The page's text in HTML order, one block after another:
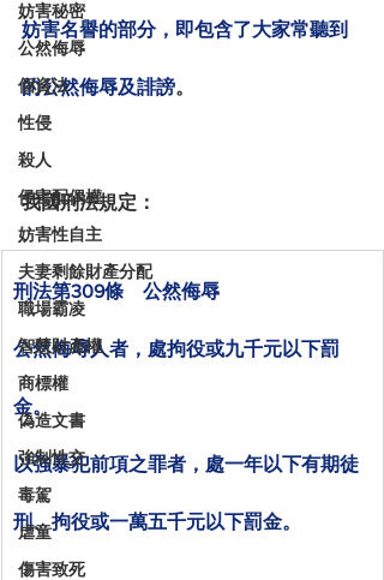
妨害秘密
公然侮辱
個資法
性侵
殺人
侵害配偶權
妨害性自主
夫妻剩餘財產分配
職場霸凌
智慧財產權
商標權
偽造文書
強制性交
毒駕
虐童
傷害致死
妨害名譽的部分，即包含了大家常聽到
的公然侮辱及誹謗。
我國刑法規定：
刑法第309條　公然侮辱
公然侮辱人者，處拘役或九千元以下罰
金。
以強暴犯前項之罪者，處一年以下有期徒
刑、拘役或一萬五千元以下罰金。